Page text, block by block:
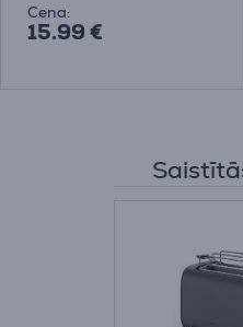
Cena:
15.99 €